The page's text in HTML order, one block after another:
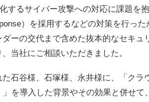
するサイバー攻撃への対応に課題を
）を採用するなどの対策を行っ
ーの交代まで含めた抜本的なセキュ
当社にご相談いただきました。
石谷様、石塚様、永井様に、「クラ
」を導入した背景やその効果と併せて、